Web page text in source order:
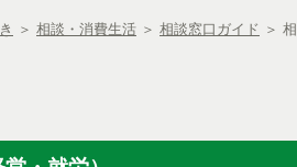
＞ 相談・消費生活 ＞ 相談窓口ガイド ＞ 相